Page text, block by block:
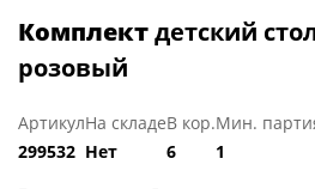
Комплектдетский
розовый
Артикул
299532
На складе
Нет
В кор.
6
Мин.
1